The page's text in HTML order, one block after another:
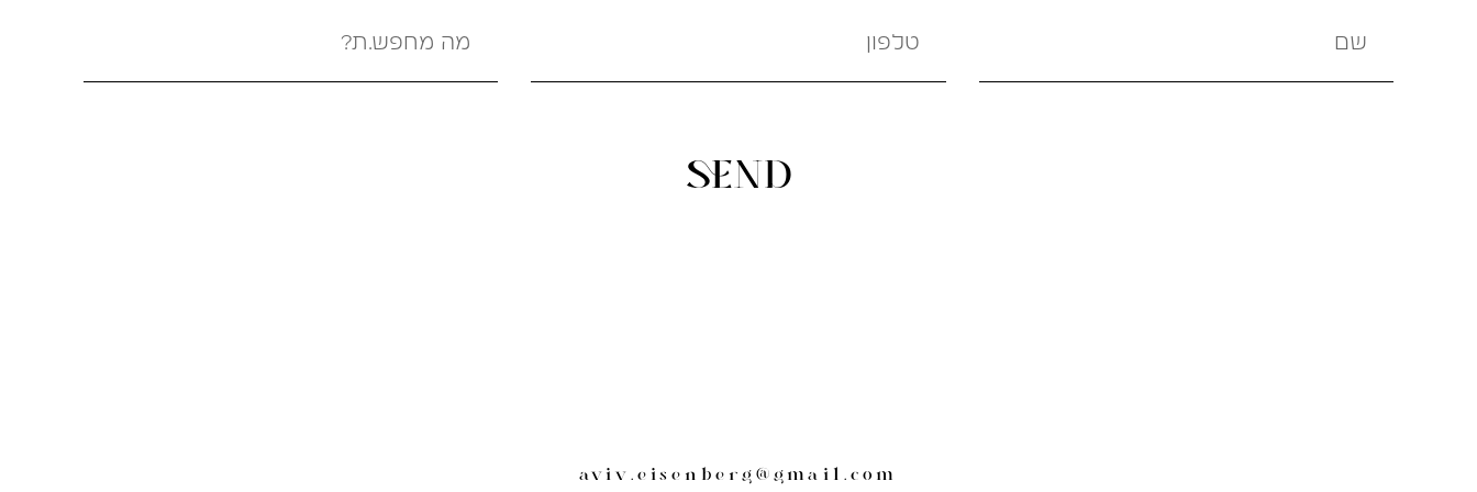
SEND
aviv.eisenberg@gmail.com